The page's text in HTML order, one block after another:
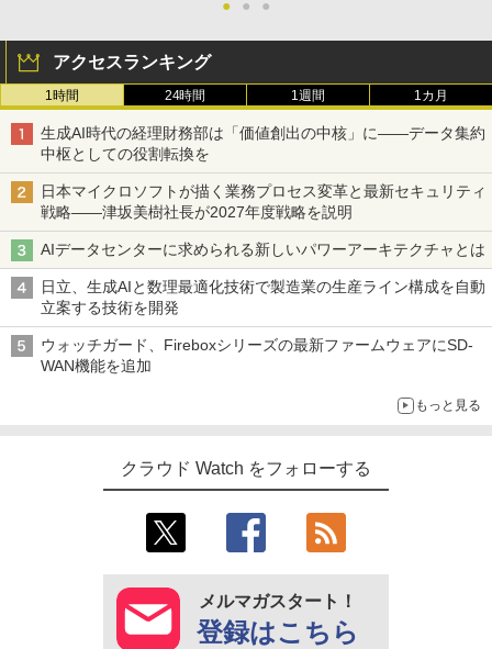
●
● ●
アクセスランキング
1時間 24時間 1週間 1カ月
生成AI時代の経理財務部は「価値創出の中核」に――データ集約
中枢としての役割転換を
日本マイクロソフトが描く業務プロセス変革と最新セキュリティ
戦略――津坂美樹社長が2027年度戦略を説明
AIデータセンターに求められる新しいパワーアーキテクチャとは
日立、生成AIと数理最適化技術で製造業の生産ライン構成を自動
立案する技術を開発
ウォッチガード、Fireboxシリーズの最新ファームウェアにSD-
WAN機能を追加
もっと見る
クラウド Watch をフォローする
メルマガスタート！
登録はこちら